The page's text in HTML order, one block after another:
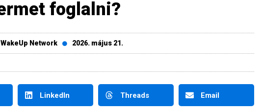
foglalni?
WakeUp Network 2026. május 21.
LinkedIn Threads Email